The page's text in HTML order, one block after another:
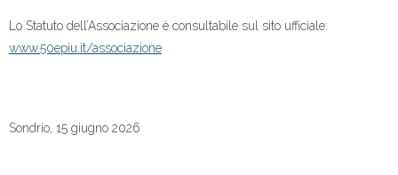
Lo Statuto dell’Associazione è consultabile sul sito ufficiale:
www.50epiu.it/associazione
Sondrio, 15 giugno 2026